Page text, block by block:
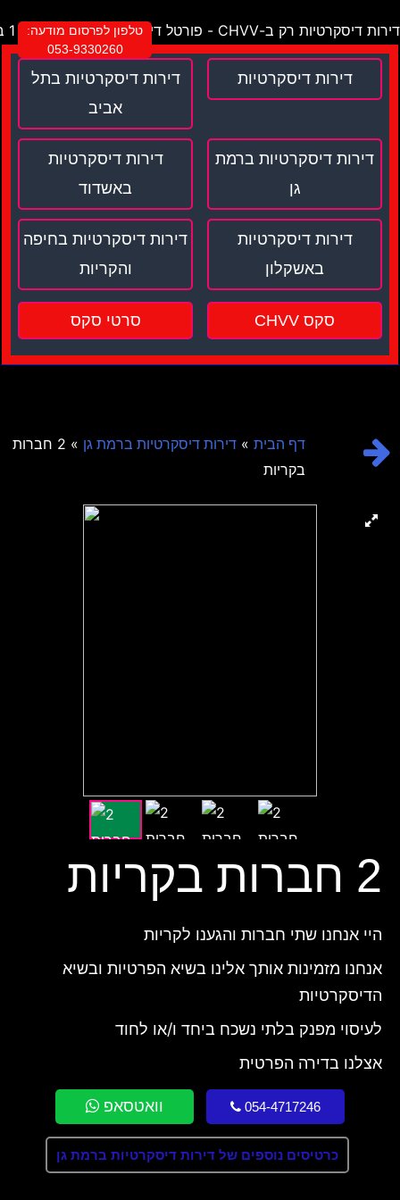
דירות דיסקרטיות רק ב-CHVV - פורטל דירות דיסקרטיות מספר 1 בישראל !
טלפון לפרסום מודעה:
053-9330260
דירות דיסקרטיות
דירות דיסקרטיות בתל
אביב
דירות דיסקרטיות ברמת
גן
דירות דיסקרטיות
באשדוד
דירות דיסקרטיות
באשקלון
דירות דיסקרטיות בחיפה
והקריות
סקס CHVV סרטי סקס
דף הבית» דירות דיסקרטיות ברמת גן
» 2 חברות
בקריות
2 חברות בקריות
היי אנחנו שתי חברות והגענו לקריות
אנחנו מזמינות אותך אלינו בשיא הפרטיות ובשיא
הדיסקרטיות
לעיסוי מפנק בלתי נשכח ביחד ו/או לחוד
אצלנו בדירה הפרטית
054-4717246 וואטסאפ
כרטיסים נוספים של דירות דיסקרטיות ברמת גן